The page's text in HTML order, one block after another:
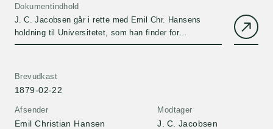
Dokumentindhold
J. C. Jacobsen går i rette med Emil Chr. Hansens
holdning til Universitetet, som han finder for
selvbevidst.
Afsender
Emil Christian Hansen
Brevudkast
1879-02-22
Modtager
J. C. Jacobsen